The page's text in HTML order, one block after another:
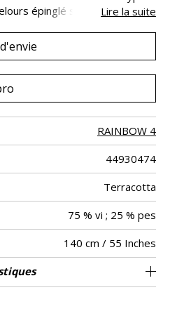
épinglé sublime le volume
et vraiment moderne. Plus
subtils, ils affichent une
Lire la suite
RAINBOW 4
44930474
Terracotta
75 % vi ; 25 % pes
140 cm / 55 Inches
Raccord droit
30000
classique : 20.000 à 40.000
et/ou 15,000 à 30,000
De large
586
aw - 0.15
Belgique
7 cm / 3 Inches
3 cm / 1 Inches